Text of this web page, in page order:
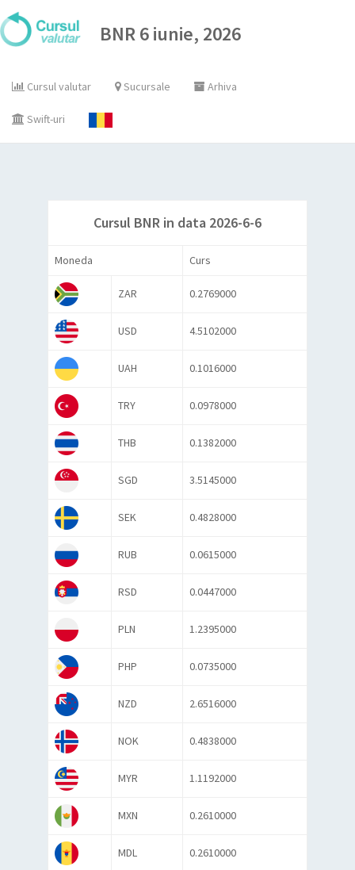
BNR 6 iunie, 2026
Cursul valutar Sucursale Arhiva
Swift-uri
Cursul BNR in data 2026-6-6
Moneda Curs
ZAR 0.2769000
USD 4.5102000
UAH 0.1016000
TRY 0.0978000
THB 0.1382000
SGD 3.5145000
SEK 0.4828000
RUB 0.0615000
RSD 0.0447000
PLN 1.2395000
PHP 0.0735000
NZD 2.6516000
NOK 0.4838000
MYR 1.1192000
MXN 0.2610000
MDL 0.2610000